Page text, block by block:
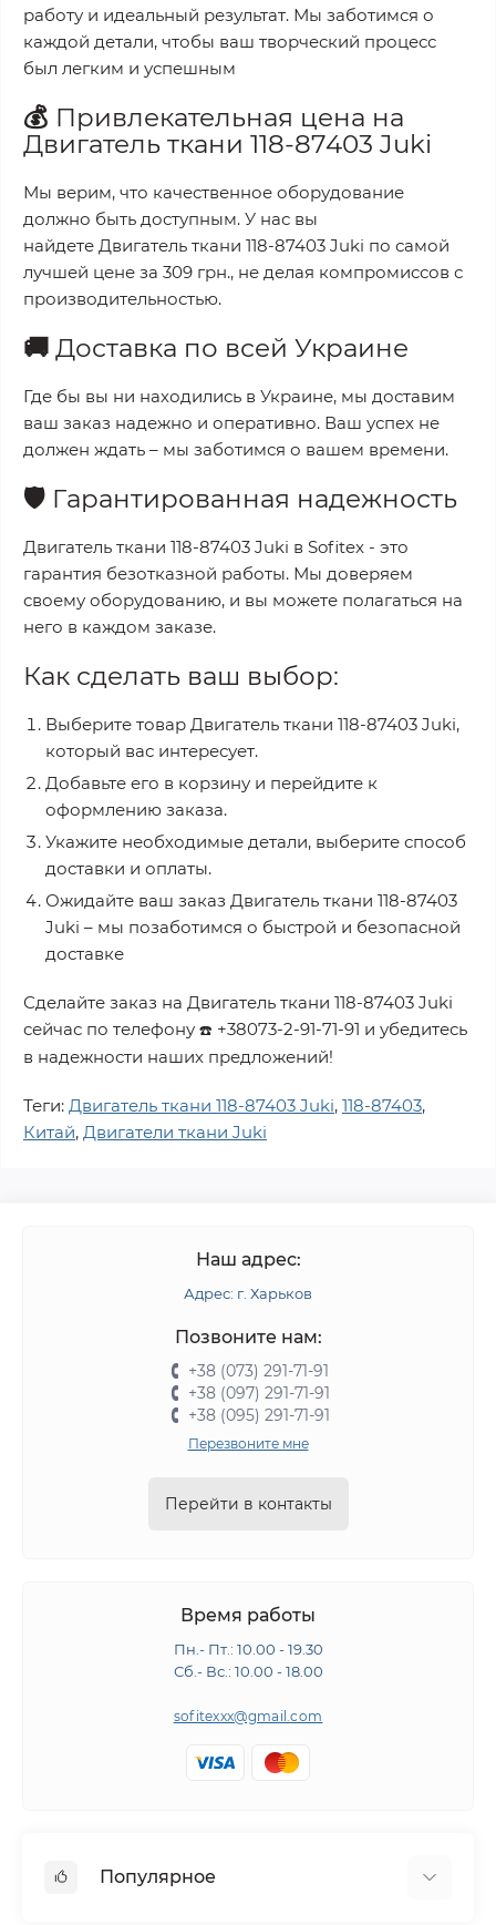
работу и идеальный результат. Мы заботимся о
каждой детали, чтобы ваш творческий процесс
был легким и успешным
💰 Привлекательная цена на
Двигатель ткани 118-87403 Juki
Мы верим, что качественное оборудование
должно быть доступным. У нас вы
найдете Двигатель ткани 118-87403 Juki по самой
лучшей цене за 309 грн., не делая компромиссов с
производительностью.
🚚 Доставка по всей Украине
Где бы вы ни находились в Украине, мы доставим
ваш заказ надежно и оперативно. Ваш успех не
должен ждать – мы заботимся о вашем времени.
🛡️ Гарантированная надежность
Двигатель ткани 118-87403 Juki в Sofitex - это
гарантия безотказной работы. Мы доверяем
своему оборудованию, и вы можете полагаться на
него в каждом заказе.
Как сделать ваш выбор:
Выберите товар Двигатель ткани 118-87403 Juki,
который вас интересует.
Добавьте его в корзину и перейдите к
оформлению заказа.
Укажите необходимые детали, выберите способ
доставки и оплаты.
Ожидайте ваш заказ Двигатель ткани 118-87403
Juki – мы позаботимся о быстрой и безопасной
доставке
Сделайте заказ на Двигатель ткани 118-87403 Juki
сейчас по телефону ☎️ +38073-2-91-71-91 и убедитесь
в надежности наших предложений!
Теги: Двигатель ткани 118-87403 Juki, 118-87403,
Китай, Двигатели ткани Juki
Наш адрес:
Адрес: г. Харьков
Позвоните нам:
+38 (073) 291-71-91
+38 (097) 291-71-91
+38 (095) 291-71-91
Перезвоните мне
Перейти в контакты
Время работы
Пн.- Пт.: 10.00 - 19.30
Сб.- Вс.: 10.00 - 18.00
sofitexxx@gmail.com
Популярное